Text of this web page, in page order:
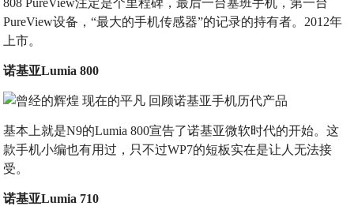
808 PureView注定是个里程碑，最后一台塞班手机，第一台
PureView设备，“最大的手机传感器”的记录的持有者。2012年
上市。
诺基亚Lumia 800
基本上就是N9的Lumia 800宣告了诺基亚微软时代的开始。这
款手机小编也有用过，只不过WP7的短板实在是让人无法接
受。
诺基亚Lumia 710